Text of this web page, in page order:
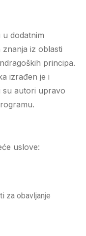
dodatnim
iz oblasti
principa.
izrađen je i
su autori upravo
uslove:
za obavljanje